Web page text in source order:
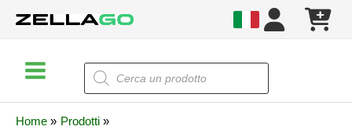
Menu
Products
search
Home
Prodotti